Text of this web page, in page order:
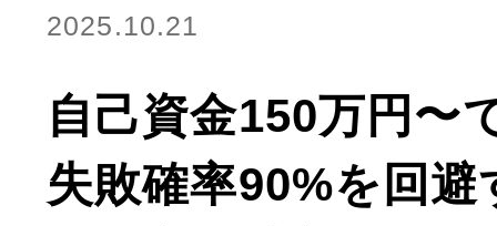
2025.10.21
自己資金150万円〜
失敗確率90%を回